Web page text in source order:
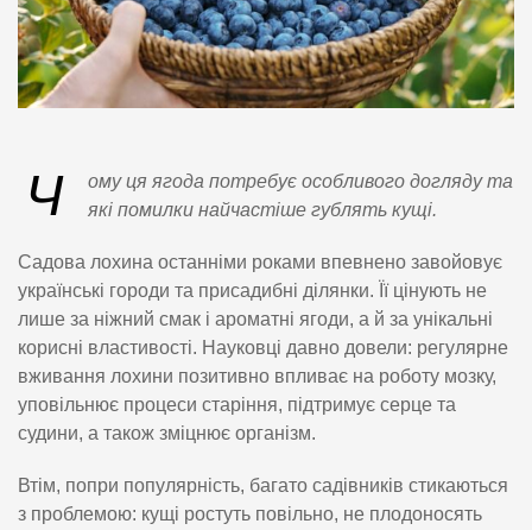
Ч
ому ця ягода потребує особливого догляду та
які помилки найчастіше гублять кущі.
Садова лохина останніми роками впевнено завойовує
українські городи та присадибні ділянки. Її цінують не
лише за ніжний смак і ароматні ягоди, а й за унікальні
корисні властивості. Науковці давно довели: регулярне
вживання лохини позитивно впливає на роботу мозку,
уповільнює процеси старіння, підтримує серце та
судини, а також зміцнює організм.
Втім, попри популярність, багато садівників стикаються
з проблемою: кущі ростуть повільно, не плодоносять